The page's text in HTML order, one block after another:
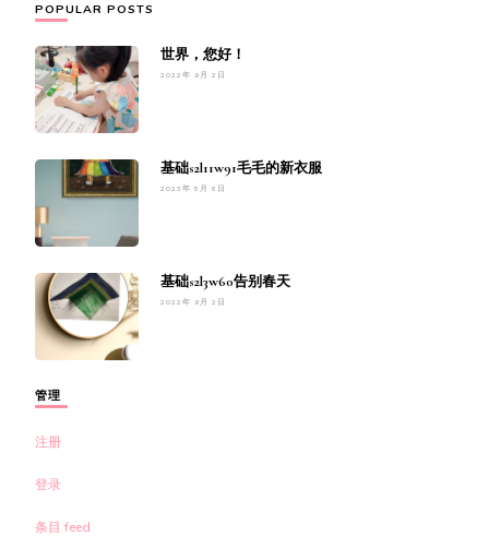
POPULAR POSTS
世界，您好！
2022年 9月 2日
基础s2l11w91毛毛的新衣服
2023年 5月 5日
基础s2l3w60告别春天
2022年 9月 2日
管理
注册
登录
条目 feed